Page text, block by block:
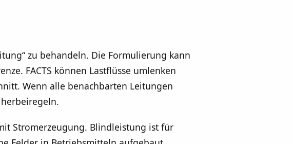
zu behandeln. Die Formulierung kann
FACTS können Lastflüsse umlenken
Wenn alle benachbarten Leitungen
Stromerzeugung. Blindleistung ist für